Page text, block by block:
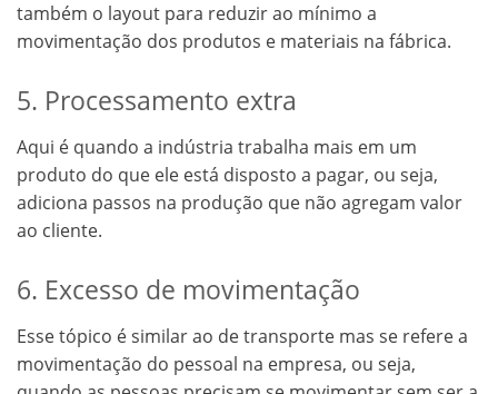
também o layout para reduzir ao mínimo a
movimentação dos produtos e materiais na fábrica.
5. Processamento extra
Aqui é quando a indústria trabalha mais em um
produto do que ele está disposto a pagar, ou seja,
adiciona passos na produção que não agregam valor
ao cliente.
6. Excesso de movimentação
Esse tópico é similar ao de transporte mas se refere a
movimentação do pessoal na empresa, ou seja,